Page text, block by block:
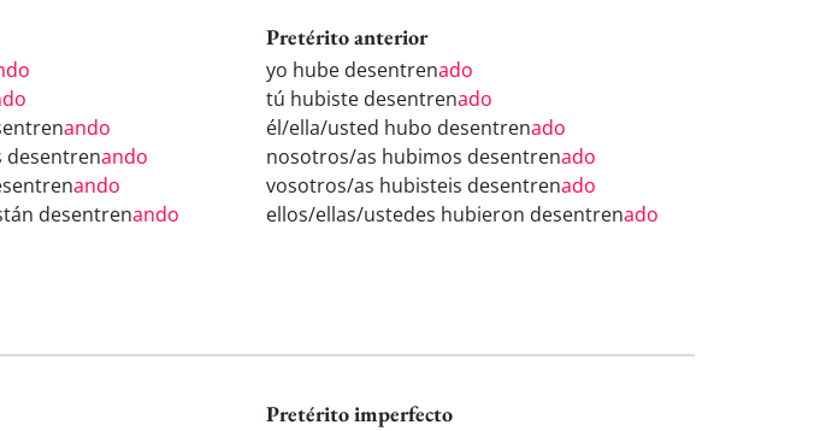
ando
desentrenando
ando
desentrenando
Pretérito anterior
yo hube desentrenado
tú hubiste desentrenado
él/ella/usted hubo desentrenado
nosotros/as hubimos desentrenado
vosotros/as hubisteis desentrenado
ellos/ellas/ustedes hubieron desentrenado
Pretérito imperfecto